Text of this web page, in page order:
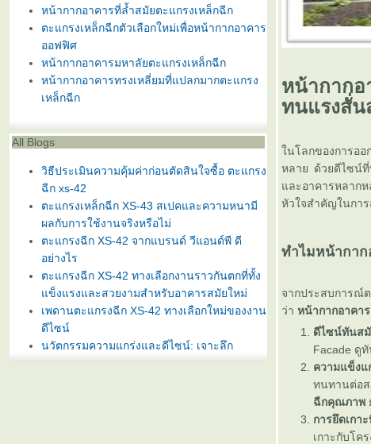
หน้ากากอาคารที่ล้ำสมัยตะแกรงเหล็กฉีก
ตะแกรงเหล็กฉีกตัวเลือกใหม่เพื่อหน้ากากอาคาร
ออฟฟิศ
หน้ากากอาคารมหาลัยตะแกรงเหล็กฉีก
หน้ากากอาคารทรงเหลี่ยมที่แปลกมากตะแกรง
เหล็กฉีก
All Blogs
วิธีประเมินความคุ้มค่าก่อนตัดสินใจซื้อ ตะแกรง
ฉีก xs-42
ตะแกรงเหล็กฉีก XS-43 สเปคและความหนามี
ผลกับการใช้งานจริงหรือไม่
ตะแกรงฉีก XS-42 จากแบรนด์ วีแอนด์พี ดี
อย่างไร
ตะแกรงฉีก XS-42 ทางเลือกงานราวกันตกที่ทั้ง
ข็งแรงและสวยงามสำหรับอาคารสมัยใหม่
เพดานตะแกรงฉีก XS-42 ทางเลือกใหม่ของงาน
ดีไซน์
นวัตกรรมความแกร่งและดีไซน์: เจาะลึก
หน้ากาก
ทนแรงสั่น
นโลกของการออ
หลาย ด้วยดีไซน์
ละอาคารหลากห
หัวใจสำคัญในกา
ทำไมหน้ากาก
จากประสบการ
ว่า หน้ากากอาคา
ดีไซน์ทันส
Facade ดู
ความแข็ง
ทนทานต่อส
ฉีกคุณภาพ
การยึดเกา
เกาะกับโค